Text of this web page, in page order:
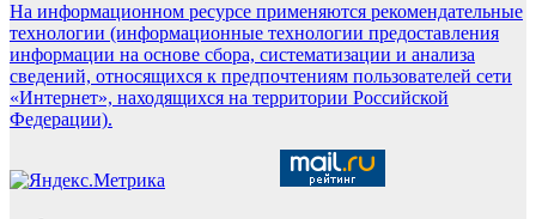
На информационном ресурсе применяются рекомендательные
технологии (информационные технологии предоставления
информации на основе сбора, систематизации и анализа
сведений, относящихся к предпочтениям пользователей сети
«Интернет», находящихся на территории Российской
Федерации).